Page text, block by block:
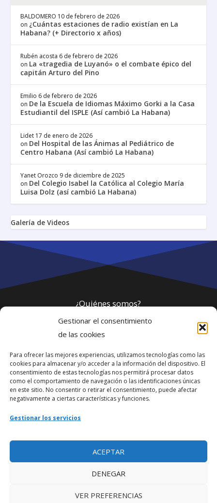
Gestionar el consentimiento
de las cookies
Para ofrecer las mejores experiencias, utilizamos tecnologías como las
cookies para almacenar y/o acceder a la información del dispositivo. El
consentimiento de estas tecnologías nos permitirá procesar datos
como el comportamiento de navegación o las identificaciones únicas
en este sitio. No consentir o retirar el consentimiento, puede afectar
negativamente a ciertas características y funciones.
Gestionar los servicios
ACEPTAR
DENEGAR
VER PREFERENCIAS
BALDOMERO 10 de febrero de 2026
on ¿Cuántas estaciones de radio existían en La
Habana? (+ Directorio x años)
Rubén acosta 6 de febrero de 2026
on La «tragedia de Luyanó» o el combate épico del
capitán Arturo del Pino
Emilio 6 de febrero de 2026
on De la Escuela de Idiomas Máximo Gorki a la Casa
Estudiantil del ISPLE (Así cambió La Habana)
Lidet 17 de enero de 2026
on Del Hospital de las Ánimas al Pediátrico de
Centro Habana (Así cambió La Habana)
Yanet Orozco 9 de diciembre de 2025
on Del Colegio Isabel la Católica al Colegio María
Luisa Dolz (así cambió La Habana)
Galería de Videos
¿Quiénes somos?
Política de privacidad
Webmaster
soporte@fotosdlahabana.com
Nuestro e-mail:
Ir al grupo de Facebook